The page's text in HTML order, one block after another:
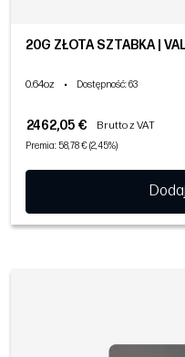
20G ZŁOTA SZTABKA |
0.64oz • Dostępność: 63
2462,05 € Brutto z VAT
Premia: 58,78 € (2,45%)